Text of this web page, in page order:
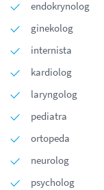
endokrynolog
ginekolog
internista
kardiolog
laryngolog
pediatra
ortopeda
neurolog
psycholog